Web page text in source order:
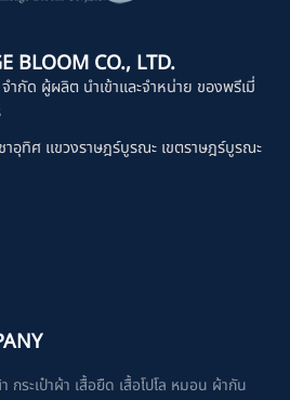
BLOOM CO., LTD.
กัด ผู้ผลิต นำเข้าและจำหน่าย ของพรีเมี่
าอุทิศ แขวงราษฎร์บูรณะ เขตราษฎร์บูรณะ
กระเป๋าผ้า เสื้อยืด เสื้อโปโล หมอน ผ้ากัน